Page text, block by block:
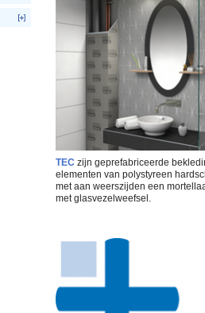
TEC zijn geprefabriceerde
elementen van polystyreen
met aan weerszijden een
met glasvezelweefsel.